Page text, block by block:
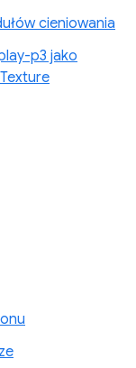
cieniowania
p3 jako